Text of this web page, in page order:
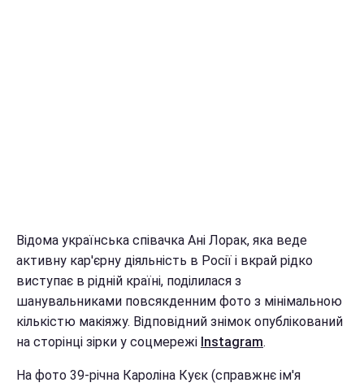
Відома українська співачка Ані Лорак, яка веде
активну кар'єрну діяльність в Росії і вкрай рідко
виступає в рідній країні, поділилася з
шанувальниками повсякденним фото з мінімальною
кількістю макіяжу. Відповідний знімок опублікований
на сторінці зірки у соцмережі Instagram.
На фото 39-річна Кароліна Куєк (справжнє ім'я